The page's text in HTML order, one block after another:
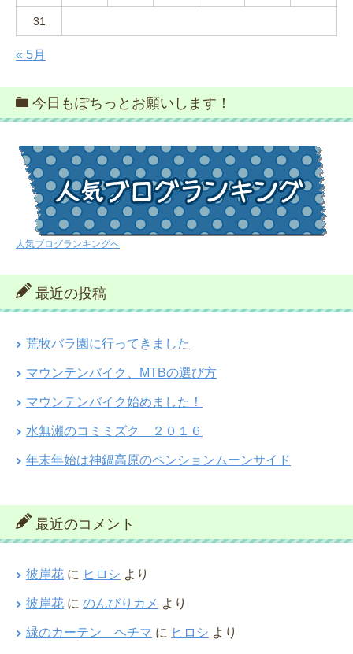
31
« 5月
今日もぽちっとお願いします！
人気ブログランキングへ
最近の投稿
荒牧バラ園に行ってきました
マウンテンバイク、MTBの選び方
マウンテンバイク始めました！
水無瀬のコミミズク ２０１６
年末年始は神鍋高原のペンションムーンサイド
最近のコメント
彼岸花 に ヒロシ より
彼岸花 に のんびりカメ より
緑のカーテン ヘチマ に ヒロシ より